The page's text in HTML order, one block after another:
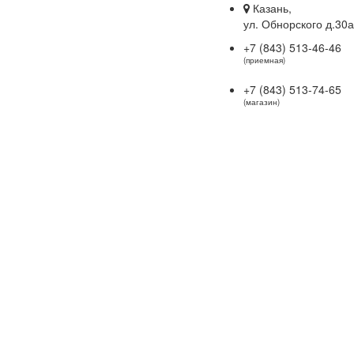
Казань,
ул. Обнорского д.30а
+7 (843) 513-46-46
(приемная)
+7 (843) 513-74-65
(магазин)